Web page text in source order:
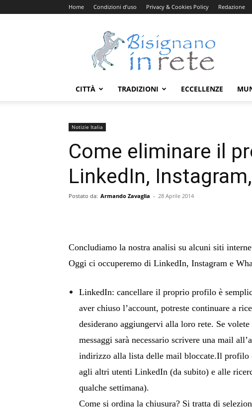
Home Condizioni d’uso Privacy & Cookies Policy Redazione
Bisignanoinrete.com
CITTÀ TRADIZIONI ECCELLENZE
Notizie Italia
Come eliminare il
LinkedIn,
Postato da: Armando Zavaglia - 28 Aprile 2014
Concludiamo la nostra analisi su alcuni siti
Oggi ci occuperemo di LinkedIn, Instagram e
LinkedIn: cancellare il proprio profilo è
aver chiuso l’account, potreste continuare a
desiderano aggiungervi alla loro rete. Se
messaggi sarà necessario scrivere una mail
indirizzo alla lista delle mail bloccate.Il profilo
agli altri utenti LinkedIn (da subito) e alle
qualche settimana).
Come si ordina la chiusura? Si tratta di